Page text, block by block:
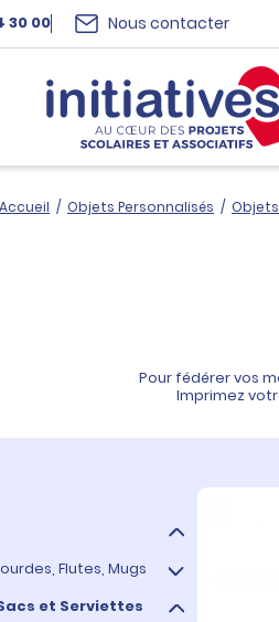
30 00 Nous contacter
Accueil / Objets Personnalisés / Objets
Pour fédérer vos
Imprimez
Flutes, Mugs
et Serviettes